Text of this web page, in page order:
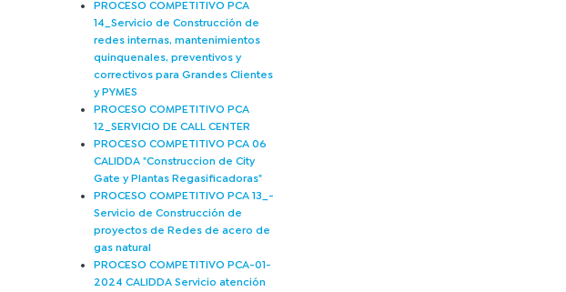
PROCESO COMPETITIVO PCA
14_Servicio de Construcción de
redes internas, mantenimientos
quinquenales, preventivos y
correctivos para Grandes Clientes
y PYMES
PROCESO COMPETITIVO PCA
12_SERVICIO DE CALL CENTER
PROCESO COMPETITIVO PCA 06
CALIDDA "Construccion de City
Gate y Plantas Regasificadoras"
PROCESO COMPETITIVO PCA 13_-
Servicio de Construcción de
proyectos de Redes de acero de
gas natural
PROCESO COMPETITIVO PCA-01-
2024 CALIDDA Servicio atención